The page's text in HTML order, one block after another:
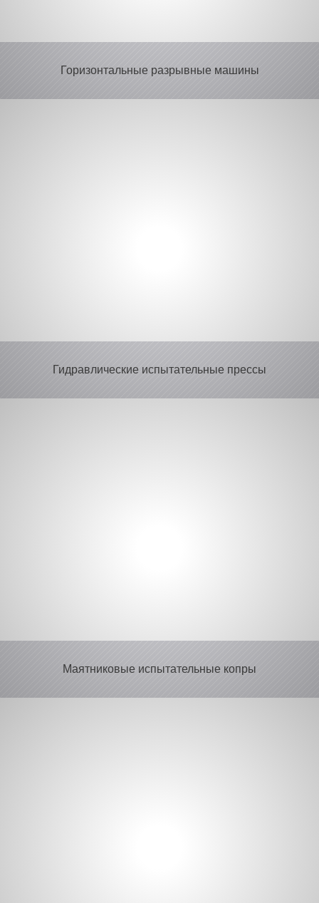
Горизонтальные разрывные машины
Гидравлические испытательные прессы
Маятниковые испытательные копры